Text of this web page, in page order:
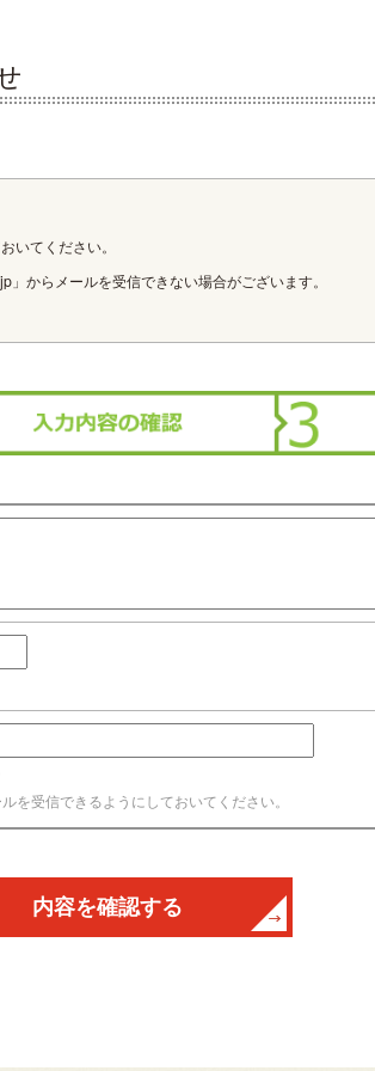
いてください。
からメールを受信できない場合がございます。
を受信できるようにしておいてください。